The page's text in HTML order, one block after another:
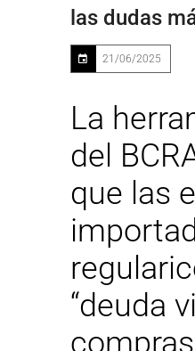
las dudas
21/06/2025
La
del
que las
“deuda